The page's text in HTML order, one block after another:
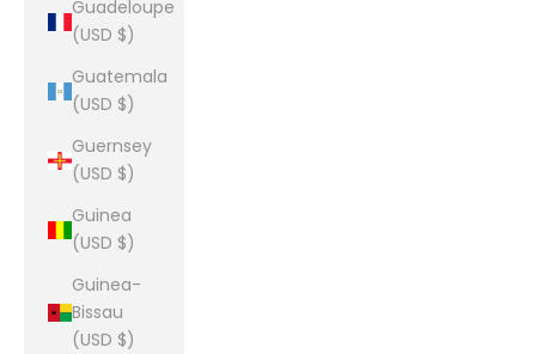
Guadeloupe
(USD $)
Guatemala
(USD $)
Guernsey
(USD $)
Guinea
(USD $)
Guinea-
Bissau
(USD $)